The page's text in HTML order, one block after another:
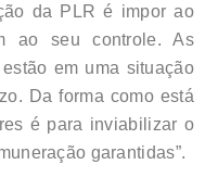
da PLR é impor ao
ao seu controle. As
em uma situação
Da forma como está
é para inviabilizar o
garantidas”.